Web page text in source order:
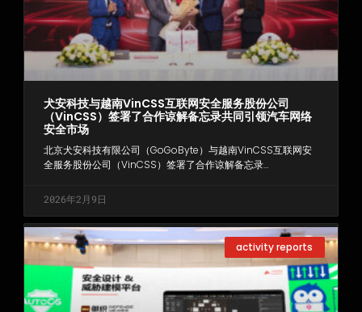
犬安科技与越南VinCSS互联网安全服务股份公司
（VinCSS）签署了合作谅解备忘录共同引领汽车网络
安全市场
北京犬安科技有限公司（GoGoByte）与越南VinCSS互联网安
全服务股份公司（VinCSS）签署了合作谅解备忘录…
2026年2月9日
activity reports